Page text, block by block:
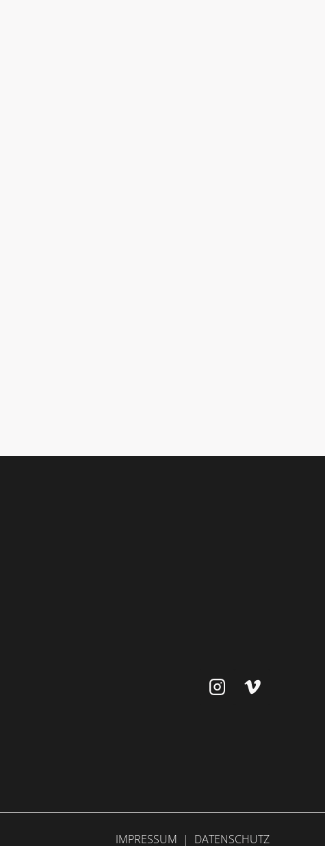
IMPRESSUM | DATENSCHUTZ